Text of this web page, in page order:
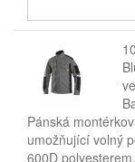
Pánská
umožňující volný
600D